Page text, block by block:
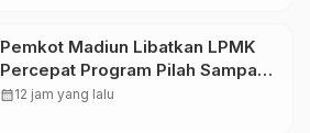
Pemkot Madiun Libatkan LPMK
Percepat Program Pilah Sampah
dari Rumah, TPA Winongo Butuh
calendar_month12 jam yang lalu